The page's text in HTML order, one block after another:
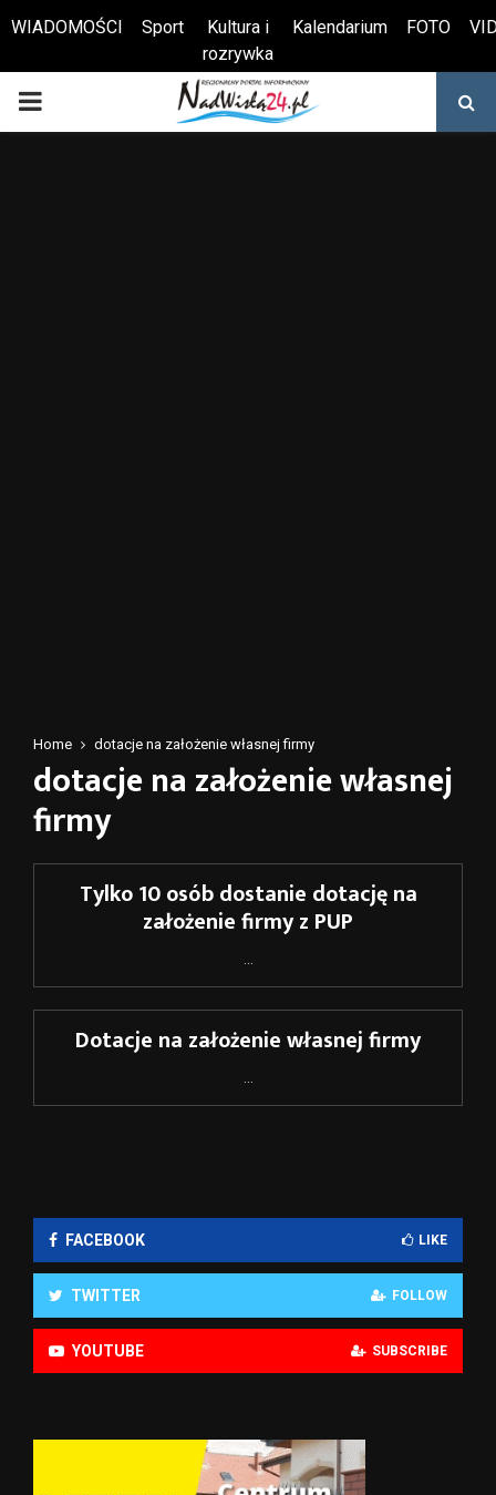
Otwórz pasek narzędzi
WIADOMOŚCI Sport
Kultura i
rozrywka
Kalendarium FOTO
PRIMARY
Home dotacje na założenie własnej firmy
dotacje na założenie własnej
firmy
Tylko 10 osób dostanie dotację na
założenie firmy z PUP
Dotacje na założenie własnej firmy
FACEBOOK LIKE
TWITTER FOLLOW
YOUTUBE SUBSCRIBE